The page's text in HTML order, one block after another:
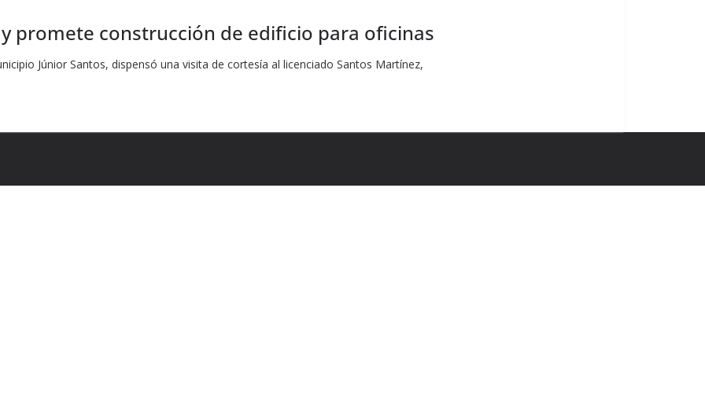
promete construcción de edificio para oficinas
Júnior Santos, dispensó una visita de cortesía al licenciado Santos Martínez,